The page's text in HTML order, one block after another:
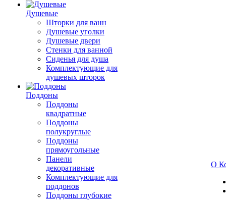
Душевые
Шторки для ванн
Душевые уголки
Душевые двери
Стенки для ванной
Сиденья для душа
Комплектующие для
душевых шторок
Поддоны
Поддоны
квадратные
Поддоны
полукруглые
Поддоны
прямоугольные
Панели
декоративные
Комплектующие для
поддонов
Поддоны глубокие
О